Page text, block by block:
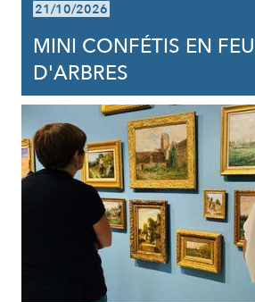
21/10/2026
MINI CONFÉTIS EN
D'ARBRES